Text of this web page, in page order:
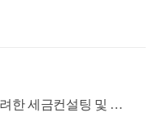
하고, C주택으로 세
하더라도 거주주택
능하며 일반세율로 양
약, A, B를 모두 파
다면 1세대 1주택 양
한 세금컨설팅 및 신